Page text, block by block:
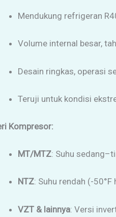
Mendukung refrigeran
Volume internal besar,
Desain ringkas, operasi
Teruji untuk kondisi
Kompresor:
MT/MTZ: Suhu
NTZ: Suhu rendah (-50°F
VZT & lainnya: Versi